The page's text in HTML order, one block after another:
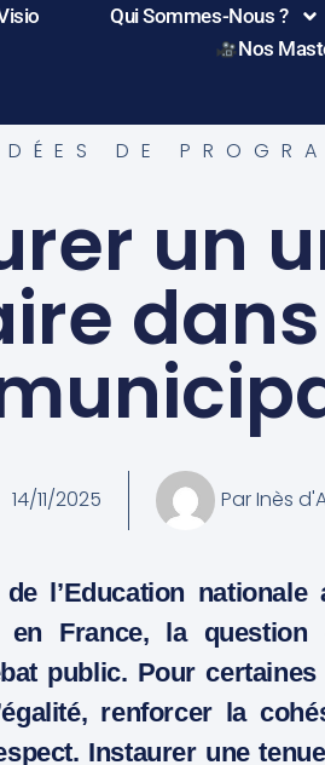
Qui Sommes-Nous ?
Nos
DE
un
14/11/2025 ParInès
l’Education nationale
en France, la
public. Pour
renforcer la
Instaurer une